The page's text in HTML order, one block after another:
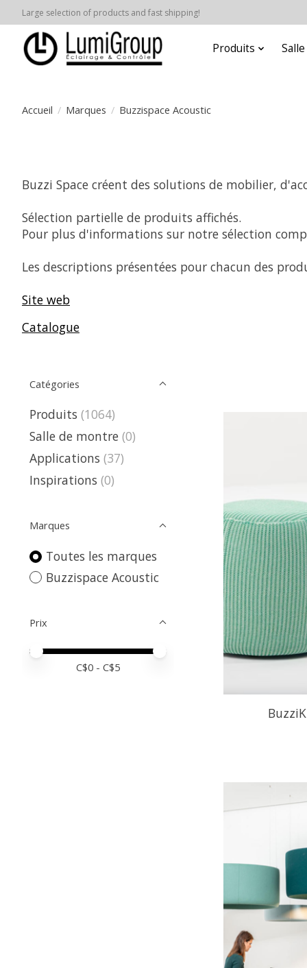
Large selection of products and fast shipping!
Produits
Accueil / Marques / Buzzispace Acoustic
Buzzi Space créent des solutions de mobilier,
Sélection partielle de produits affichés.
Pour plus d'informations sur notre sélection
Les descriptions présentées pour chacun des
Site web
Catalogue
Catégories
Produits (1064)
Salle de montre (0)
Applications (37)
Inspirations (0)
Marques
Toutes les marques
Buzzispace Acoustic
Prix
Prix minimum
Price maximum value
C$0 - C$5